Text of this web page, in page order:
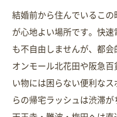
結婚前から住んでいるこ
が心地よい場所です。快
も不自由しませんが、都
オンモール北花田や阪急
い物には困らない便利な
らの帰宅ラッシュは渋滞が